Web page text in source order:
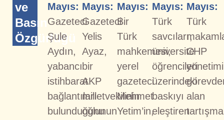
ve
Basın
Özgürlüğü
Mayıs:
Gazeteci
Şule
Aydın,
yabancı
istihbarat
bağlantıları
bulunduğunu
Mayıs:
Gazeteci
Yelis
Ayaz,
bir
AKP
milletvekilinin
oğlunun
Mayıs:
Bir
Türk
mahkemesi,
yerel
gazeteci
Mehmet
Yetim’in,
Mayıs:
Türk
savcıları,
üniversite
öğrencileri
üzerindeki
baskıyı
eleştiren
Mayıs:
Türk
CHP
alan